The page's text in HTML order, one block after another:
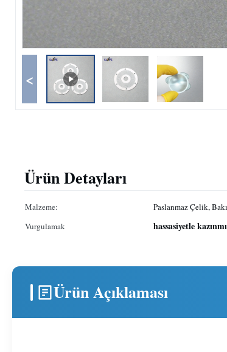
<
Ürün Detayları
Malzeme:
Paslanmaz Çelik,
Vurgulamak
hassasiyetle
Ürün Açıklaması